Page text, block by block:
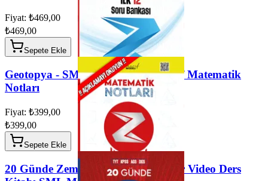
Fiyat: ₺469,00
₺469,00
Sepete Ekle
Geotopya - SML Matematik 10.Sınıf Matematik
Notları
Fiyat: ₺399,00
₺399,00
Sepete Ekle
20 Günde Zemin Hazırla Problemler Video Ders